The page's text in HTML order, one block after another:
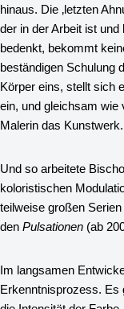
hinaus. Die ‚letzten
der in der Arbeit ist und
bedenkt, bekommt
beständigen Schulung
Körper eins, stellt sich
ein, und gleichsam wie
Malerin das Kunstwerk.
Und so arbeitete
koloristischen
teilweise großen
den Pulsationen (ab
Im langsamen
Erkenntnisprozess. Es